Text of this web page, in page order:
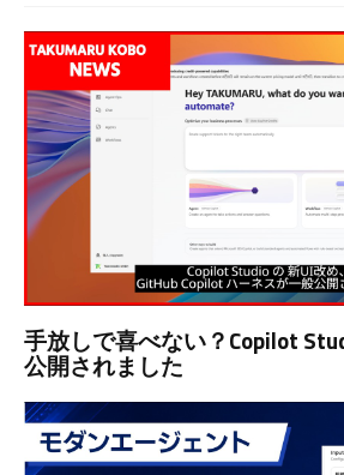
手放しで喜べない？Copilot
公開されました